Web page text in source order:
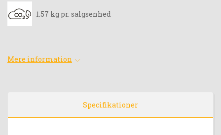
1.57 kg pr. salgsenhed
Mere information
Specifikationer